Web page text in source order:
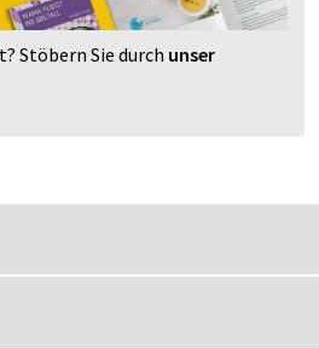
Stöbern Sie durch unser